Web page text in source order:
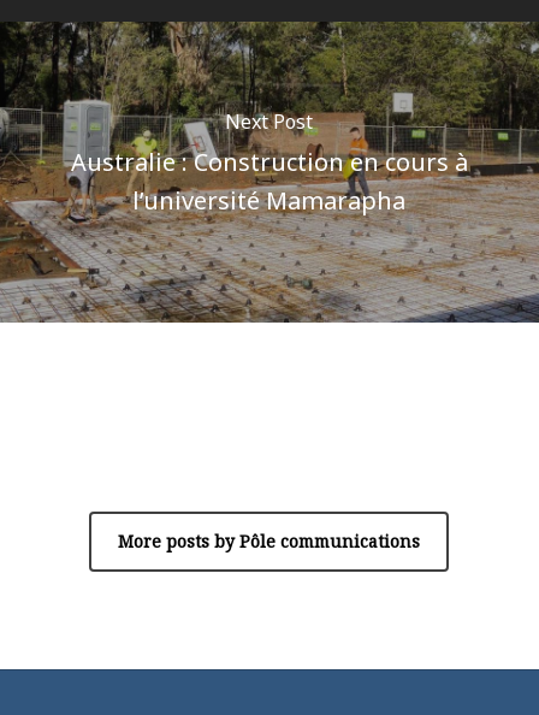
Next Post
Australie : Construction en cours à
l’université Mamarapha
More posts by Pôle communications